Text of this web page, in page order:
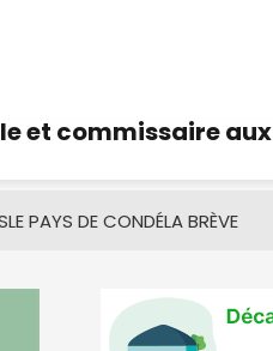
et commissaire aux
LE PAYS DE CONDÉLA BRÈVE